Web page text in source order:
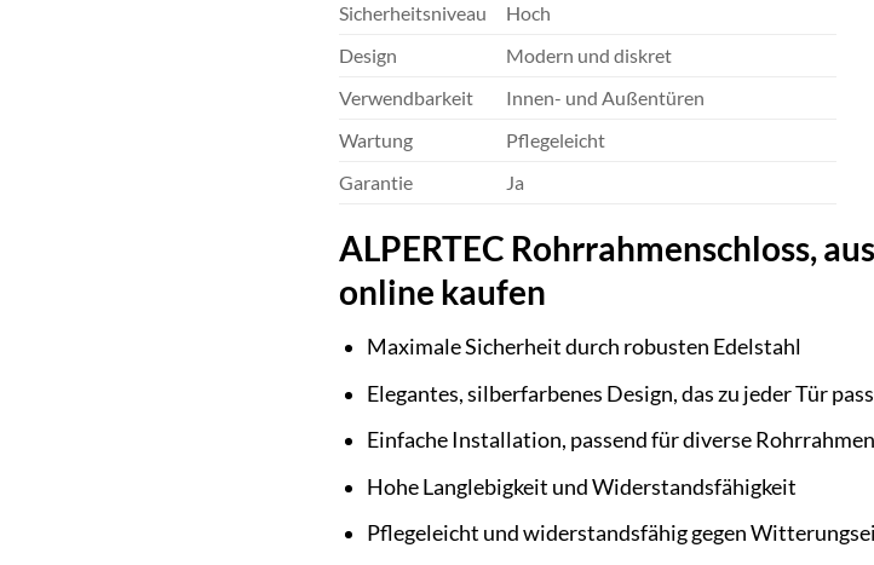
Sicherheitsniveau
Hoch
Design
Modern und diskret
Verwendbarkeit
Innen- und Außentüren
Wartung
Pflegeleicht
Garantie
Ja
ALPERTEC Rohrrahmenschloss,
online kaufen
Maximale Sicherheit durch robusten Edelstahl
Elegantes, silberfarbenes Design, das zu jeder Tür
Einfache Installation, passend für diverse
Hohe Langlebigkeit und Widerstandsfähigkeit
Pflegeleicht und widerstandsfähig gegen